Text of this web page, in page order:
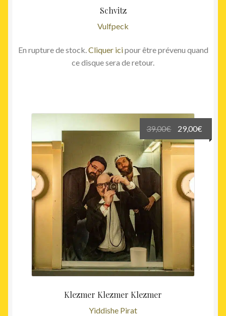
Schvitz
Vulfpeck
En rupture de stock.Cliquer icipour être prévenu quand
ce disque sera de retour.
Klezmer Klezmer Klezmer
Yiddishe Pirat
39,00€
Le
prix
initial
était :
39,00€.
29,00€
prix